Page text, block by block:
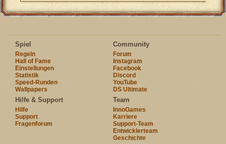
Spiel
Regeln
Hall of Fame
Einstellungen
Statistik
Speed-Runden
Wallpapers
Community
Forum
Instagram
Facebook
Discord
YouTube
DS Ultimate
Hilfe & Support
Hilfe
Support
Fragenforum
Team
InnoGames
Karriere
Support-Team
Entwicklerteam
Geschichte